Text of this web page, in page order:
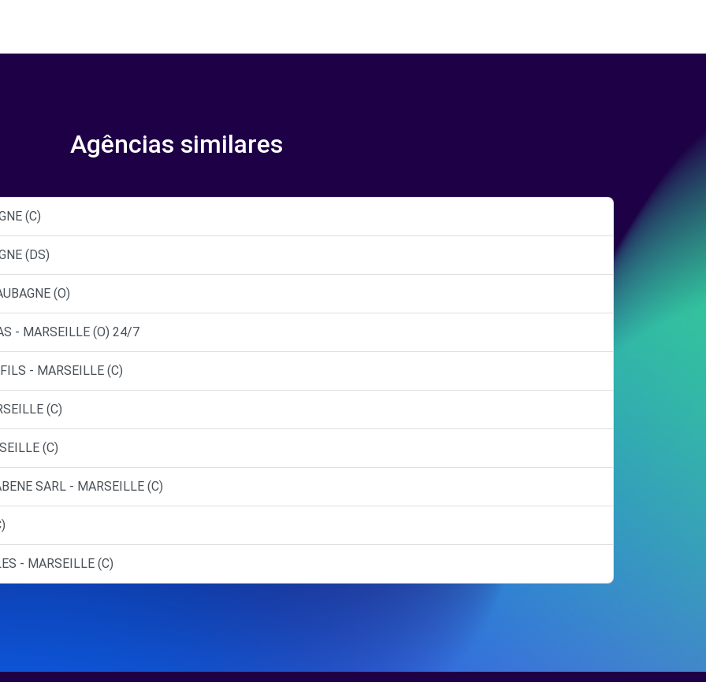
Agências similares
(C)
(DS)
(O)
- MARSEILLE (O) 24/7
- MARSEILLE (C)
(C)
(C)
SARL - MARSEILLE (C)
- MARSEILLE (C)